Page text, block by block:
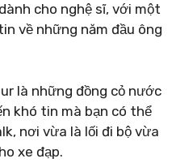
cho nghệ sĩ, với một
về những năm đầu ông
là những đồng cỏ nước
khó tin mà bạn có thể
nơi vừa là lối đi bộ vừa
xe đạp.